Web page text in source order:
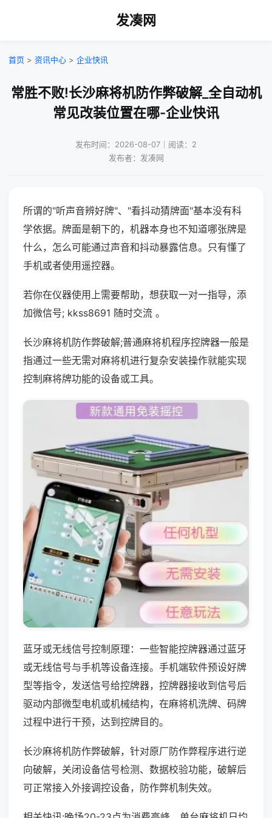
发凑网
首页 > 资讯中心 > 企业快讯
常胜不败!长沙麻将机防作弊破解_全自动机
常见改装位置在哪-企业快讯
发布时间：2026-08-07｜阅读：2
发布者：发凑网
所谓的"听声音辨好牌"、"看抖动猜牌面"基本没有科
学依据。牌面是朝下的，机器本身也不知道哪张牌是
什么，怎么可能通过声音和抖动暴露信息。只有懂了
手机或者使用遥控器。
若你在仪器使用上需要帮助，想获取一对一指导，添
加微信号; kkss8691 随时交流 。
长沙麻将机防作弊破解;普通麻将机程序控牌器一般是
指通过一些无需对麻将机进行复杂安装操作就能实现
控制麻将牌功能的设备或工具。
蓝牙或无线信号控制原理：一些智能控牌器通过蓝牙
或无线信号与手机等设备连接。手机端软件预设好牌
型等指令，发送信号给控牌器，控牌器接收到信号后
驱动内部微型电机或机械结构，在麻将机洗牌、码牌
过程中进行干预，达到控牌目的。
长沙麻将机防作弊破解，针对原厂防作弊程序进行逆
向破解，关闭设备信号检测、数据校验功能，破解后
可正常接入外接调控设备，防作弊机制失效。